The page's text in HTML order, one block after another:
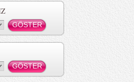
MBFWI - Zeynep Erdoğan 2015 Yaz